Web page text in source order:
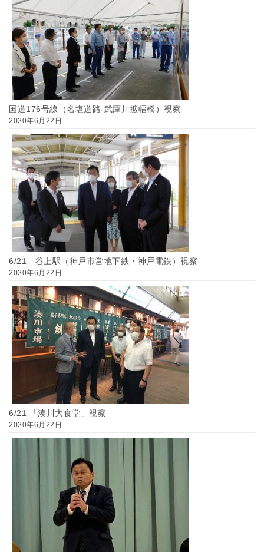
国道176号線（名塩道路-武庫川拡幅橋）視察
2020年6月22日
6/21 谷上駅（神戸市営地下鉄・神戸電鉄）視察
2020年6月22日
6/21 「湊川大食堂」視察
2020年6月22日